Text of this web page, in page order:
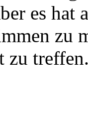
es hat
zu
zu